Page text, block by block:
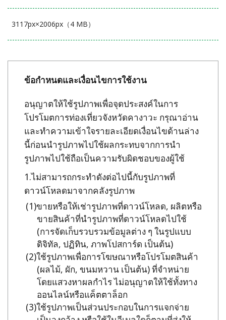
3117px×2006px（4 MB）
ข้อกำหนดและเงื่อนไขการใช้งาน
อนุญาตให้ใช้รูปภาพเพื่อจุดประสงค์ในการ
โปรโมตการท่องเที่ยวจังหวัดคางาวะ กรุณาอ่าน
และทำความเข้าใจรายละเอียดเงื่อนไขด้านล่าง
นี้ก่อนนำรูปภาพไปใช้ผลกระทบจากการนำ
รูปภาพไปใช้ถือเป็นความรับผิดชอบของผู้ใช้
ไม่สามารถกระทำดังต่อไปนี้กับรูปภาพที่
ดาวน์โหลดมาจากคลังรูปภาพ
ขายหรือให้เช่ารูปภาพที่ดาวน์โหลด, ผลิตหรือ
ขายสินค้าที่นำรูปภาพที่ดาวน์โหลดไปใช้
(การจัดเก็บรวบรวมข้อมูลต่าง ๆ ในรูปแบบ
ดิจิทัล, ปฏิทิน, ภาพโปสการ์ด เป็นต้น)
ใช้รูปภาพเพื่อการโฆษณาหรือโปรโมตสินค้า
(ผลไม้, ผัก, ขนมหวาน เป็นต้น) ที่จำหน่าย
โดยแสวงหาผลกำไร ไม่อนุญาตให้ใช้ทั้งทาง
ออนไลน์หรือแค็ตตาล็อก
ใช้รูปภาพเป็นส่วนประกอบในการแจกจ่าย